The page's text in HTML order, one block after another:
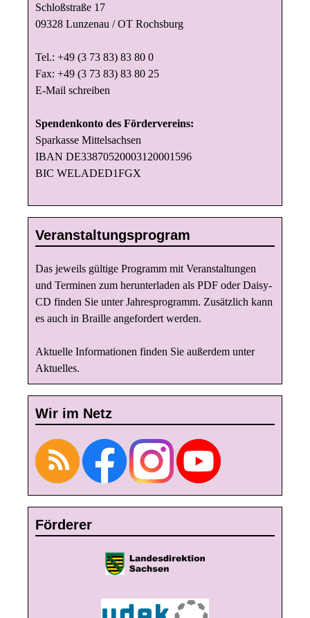
Schloßstraße 17
09328 Lunzenau / OT Rochsburg
Tel.: +49 (3 73 83) 83 80 0
Fax: +49 (3 73 83) 83 80 25
E-Mail schreiben
Spendenkonto des Fördervereins:
Sparkasse Mittelsachsen
IBAN DE33870520003120001596
BIC WELADED1FGX
Veranstaltungsprogram
Das jeweils gültige Programm mit Veranstaltungen
und Terminen zum herunterladen als PDF oder Daisy-
CD finden Sie unterJahresprogramm. Zusätzlich kann
es auch in Braille angefordert werden.
Aktuelle Informationen finden Sie außerdem unter
Aktuelles.
Wir im Netz
Förderer